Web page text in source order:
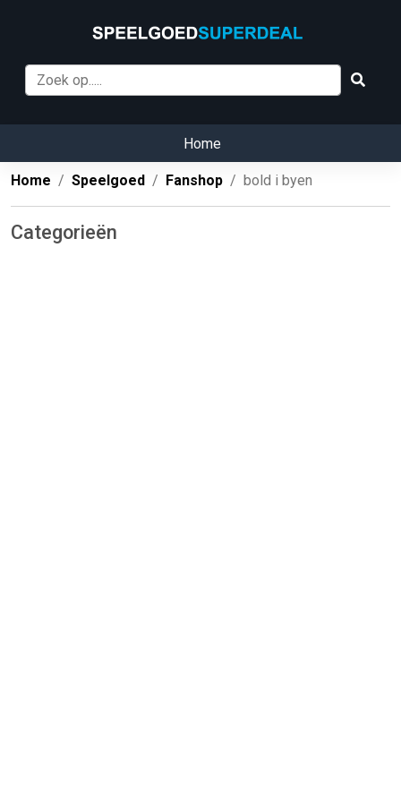
Home
Home Speelgoed Fanshop bold i byen
Categorieën